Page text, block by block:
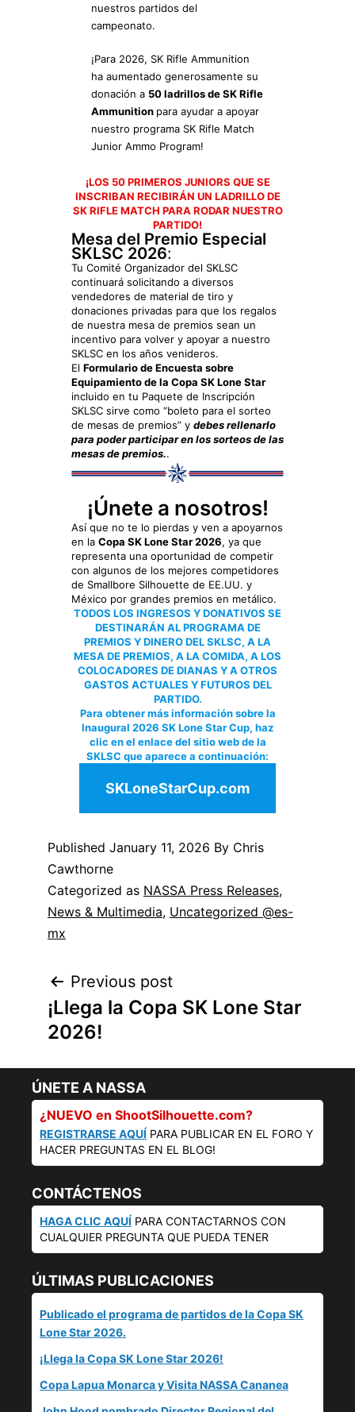
nuestros partidos del
campeonato.
¡Para 2026, SK Rifle Ammunition
ha aumentado generosamente su
donación a 50 ladrillos de SK Rifle
Ammunition para ayudar a apoyar
nuestro programa SK Rifle Match
Junior Ammo Program!
¡LOS 50 PRIMEROS JUNIORS QUE SE
INSCRIBAN RECIBIRÁN UN LADRILLO DE
SK RIFLE MATCH PARA RODAR NUESTRO
PARTIDO!
Mesa del Premio Especial
SKLSC 2026:
Tu Comité Organizador del SKLSC
continuará solicitando a diversos
vendedores de material de tiro y
donaciones privadas para que los regalos
de nuestra mesa de premios sean un
incentivo para volver y apoyar a nuestro
SKLSC en los años venideros.
El Formulario de Encuesta sobre
Equipamiento de la Copa SK Lone Star
incluido en tu Paquete de Inscripción
SKLSC sirve como “boleto para el sorteo
de mesas de premios” y debes rellenarlo
para poder participar en los sorteos de las
mesas de premios..
¡Únete a nosotros!
Así que no te lo pierdas y ven a apoyarnos
en la Copa SK Lone Star 2026, ya que
representa una oportunidad de competir
con algunos de los mejores competidores
de Smallbore Silhouette de EE.UU. y
México por grandes premios en metálico.
TODOS LOS INGRESOS Y DONATIVOS SE
DESTINARÁN AL PROGRAMA DE
PREMIOS Y DINERO DEL SKLSC, A LA
MESA DE PREMIOS, A LA COMIDA, A LOS
COLOCADORES DE DIANAS Y A OTROS
GASTOS ACTUALES Y FUTUROS DEL
PARTIDO.
Para obtener más información sobre la
Inaugural 2026 SK Lone Star Cup, haz
clic en el enlace del sitio web de la
SKLSC que aparece a continuación:
SKLoneStarCup.com
Published January 11, 2026 By Chris
Cawthorne
Categorized as NASSA Press Releases,
News & Multimedia, Uncategorized @es-
mx
Post
navigation
Previous post
¡Llega la Copa SK Lone Star
2026!
ÚNETE A NASSA
¿NUEVO en ShootSilhouette.com?
REGISTRARSE AQUÍ PARA PUBLICAR EN EL FORO Y
HACER PREGUNTAS EN EL BLOG!
CONTÁCTENOS
HAGA CLIC AQUÍ PARA CONTACTARNOS CON
CUALQUIER PREGUNTA QUE PUEDA TENER
ÚLTIMAS PUBLICACIONES
Publicado el programa de partidos de la Copa SK
Lone Star 2026.
¡Llega la Copa SK Lone Star 2026!
Copa Lapua Monarca y Visita NASSA Cananea